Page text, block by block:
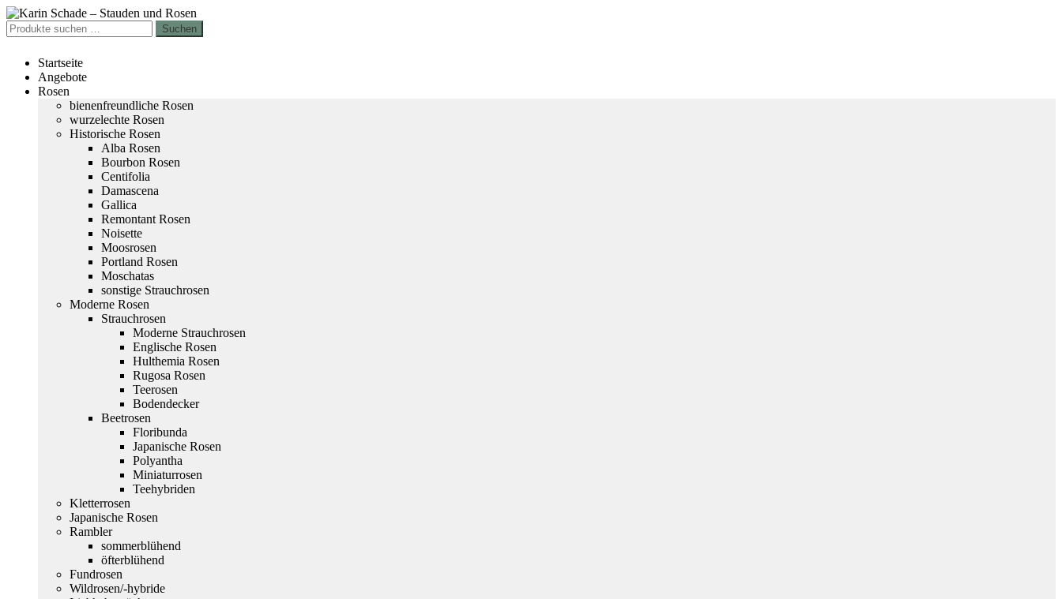
Zur
Navigation
springen
Zum
Inhalt
springen
Suchen
nach:
Suchen
Startseite
Angebote
Rosen
bienenfreundliche Rosen
wurzelechte Rosen
Historische Rosen
Alba Rosen
Bourbon Rosen
Centifolia
Damascena
Gallica
Remontant Rosen
Noisette
Moosrosen
Portland Rosen
Moschatas
sonstige Strauchrosen
Moderne Rosen
Strauchrosen
Moderne Strauchrosen
Englische Rosen
Hulthemia Rosen
Rugosa Rosen
Teerosen
Bodendecker
Beetrosen
Floribunda
Japanische Rosen
Polyantha
Miniaturrosen
Teehybriden
Kletterrosen
Japanische Rosen
Rambler
sommerblühend
öfterblühend
Fundrosen
Wildrosen/-hybride